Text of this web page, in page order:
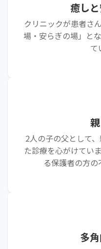
癒し
クリニックが患者さ
場・安らぎの場」と
て
2人の子の父として
た診療を心がけてい
る保護者の方の
多